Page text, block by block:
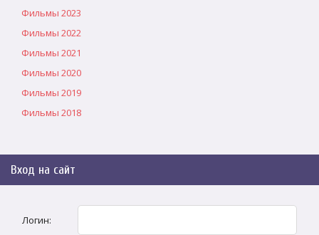
Фильмы 2023
Фильмы 2022
Фильмы 2021
Фильмы 2020
Фильмы 2019
Фильмы 2018
Вход на сайт
Логин: